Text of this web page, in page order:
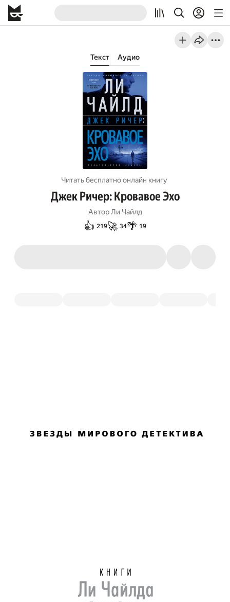
Текст Аудио
Читать бесплатно онлайн книгу
Джек Ричер: Кровавое Эхо
Автор Ли Чайлд
👍 219🚀 34🌴 19